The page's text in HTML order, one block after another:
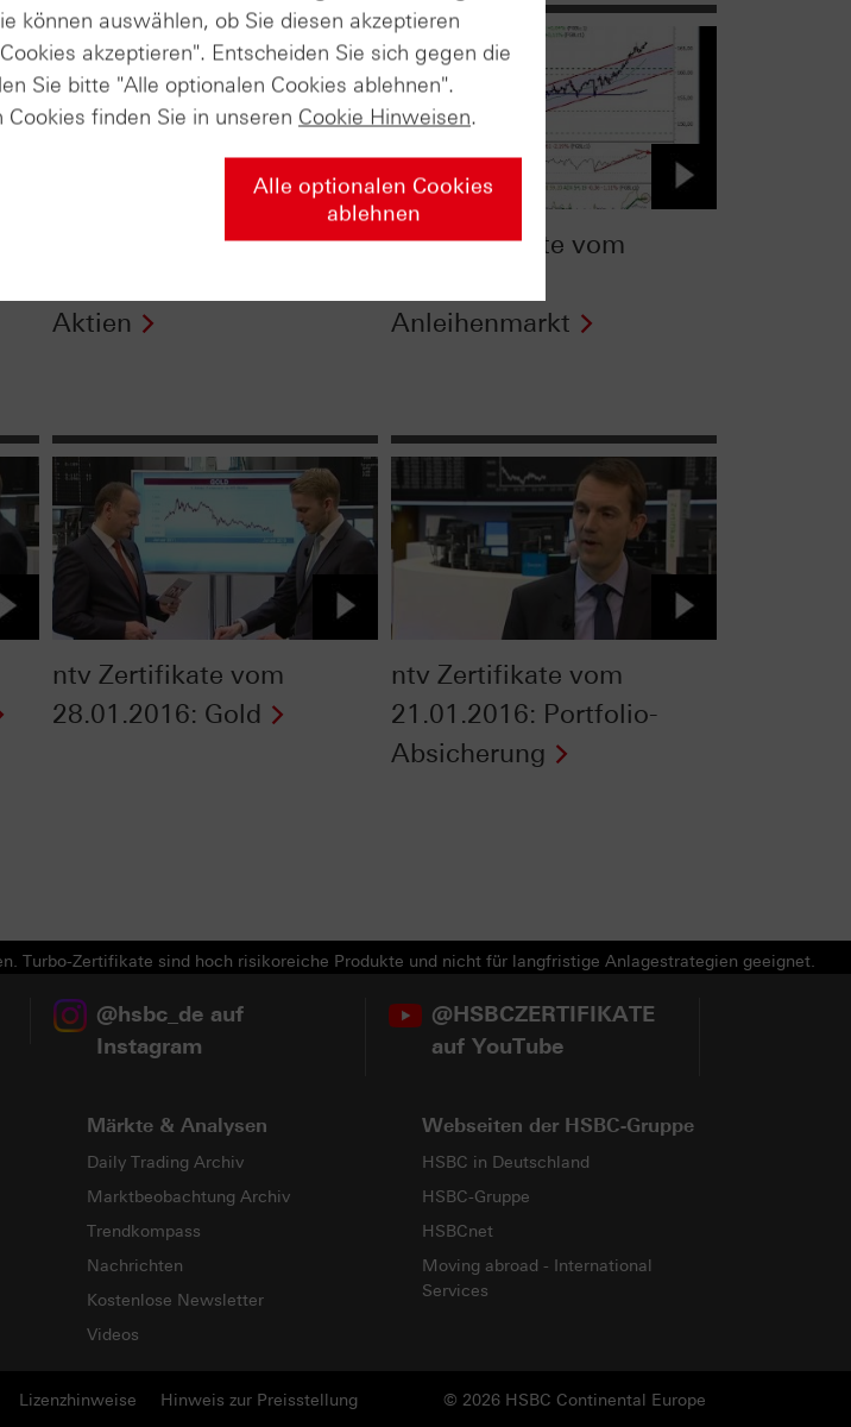
ntv-Zertifikate vom
Aktien
ntv-Zertifikate vom
Anleihenmarkt
ntv Zertifikate vom
28.01.2016: Gold
ntv Zertifikate vom
21.01.2016: Portfolio-
Absicherung
Turbo-Zertifikate sind hoch risikoreiche Produkte und nicht für langfristige Anlagestrategien geeignet.
@hsbc_de auf
Instagram
@HSBCZERTIFIKATE
auf YouTube
Märkte & Analysen
Daily Trading Archiv
Marktbeobachtung Archiv
Trendkompass
Nachrichten
Kostenlose Newsletter
Videos
Webseiten der HSBC-Gruppe
HSBC in Deutschland
HSBC-Gruppe
HSBCnet
Moving abroad - International
Services
Lizenzhinweise © 2026 HSBC Continental Europe
Hinweis zur Preisstellung
können auswählen, ob Sie diesen akzeptieren
akzeptieren". Entscheiden Sie sich gegen die
Sie bitte "Alle optionalen Cookies ablehnen".
finden Sie in unseren Cookie Hinweisen.
Alle optionalen Cookies
ablehnen